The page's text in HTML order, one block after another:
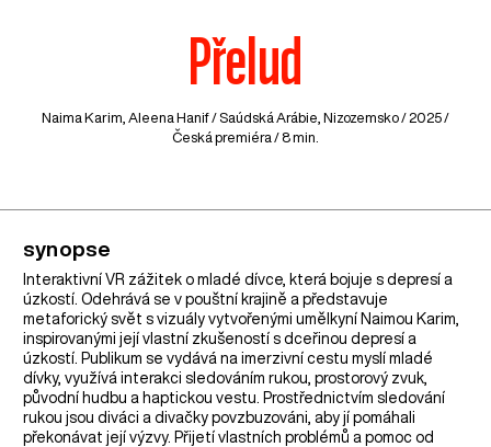
Přelud
Naima Karim, Aleena Hanif / Saúdská Arábie Nizozemsko/ 2025 /
Česká premiéra / 8 min.
synopse
Interaktivní VR zážitek o mladé dívce, která bojuje s depresí a
úzkostí. Odehrává se v pouštní krajině a představuje
metaforický svět s vizuály vytvořenými umělkyní Naimou Karim,
inspirovanými její vlastní zkušeností s dceřinou depresí a
úzkostí. Publikum se vydává na imerzivní cestu myslí mladé
dívky, využívá interakci sledováním rukou, prostorový zvuk,
původní hudbu a haptickou vestu. Prostřednictvím sledování
rukou jsou diváci a divačky povzbuzováni, aby jí pomáhali
překonávat její výzvy. Přijetí vlastních problémů a pomoc od